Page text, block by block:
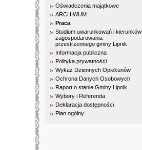
Oświadczenia majątkowe
ARCHIWUM
Praca
Studium uwarunkowań i kierunków
zagospodarowania
przestrzennego gminy Lipnik
Informacja publiczna
Polityka prywatności
Wykaz Dziennych Opiekunów
Ochrona Danych Osobowych
Raport o stanie Gminy Lipnik
Wybory i Referenda
Deklaracja dostępności
Plan ogólny